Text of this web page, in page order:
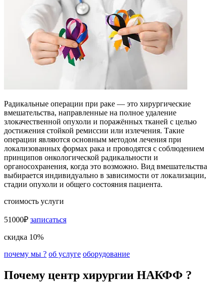
Радикальные операции при раке — это хирургические
вмешательства, направленные на полное удаление
злокачественной опухоли и поражённых тканей с целью
достижения стойкой ремиссии или излечения. Такие
операции являются основным методом лечения при
локализованных формах рака и проводятся с соблюдением
принципов онкологической радикальности и
органосохранения, когда это возможно. Вид вмешательства
выбирается индивидуально в зависимости от локализации,
стадии опухоли и общего состояния пациента.
стоимость услуги
51000₽ записаться
скидка 10%
почему мы ? об услуге оборудование
Почему центр хирургии НАКФФ ?